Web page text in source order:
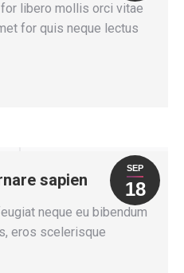
libero mollis orci vitae
for quis neque lectus
SEP
18
sapien
neque eu bibendum
eros scelerisque